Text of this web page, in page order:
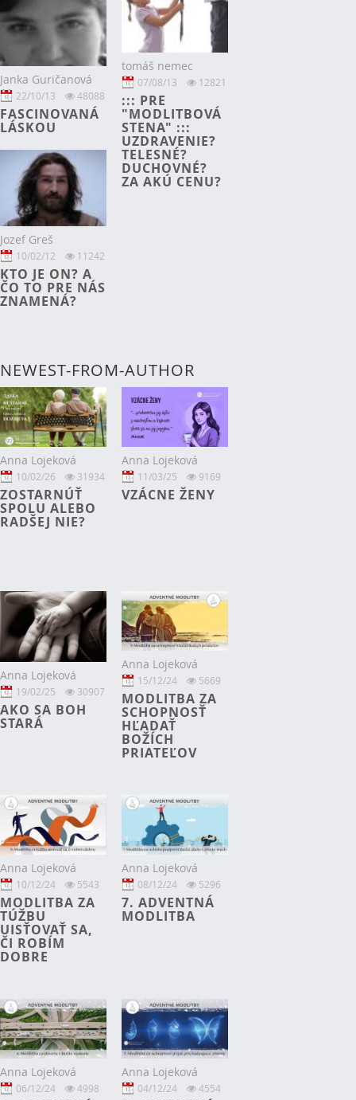
Janka Guričanová
22/10/13 48088
FASCINOVANÁ
LÁSKOU
tomáš nemec
07/08/13 12821
::: PRE
"MODLITBOVÁ
STENA" :::
UZDRAVENIE?
TELESNÉ?
DUCHOVNÉ?
ZA AKÚ CENU?
Jozef Greš
10/02/12 11242
KTO JE ON? A
ČO TO PRE NÁS
ZNAMENÁ?
NEWEST-FROM-AUTHOR
Anna Lojeková
10/02/26 31934
ZOSTARNÚŤ
SPOLU ALEBO
RADŠEJ NIE?
Anna Lojeková
11/03/25 9169
VZÁCNE ŽENY
Anna Lojeková
19/02/25 30907
AKO SA BOH
STARÁ
Anna Lojeková
15/12/24 5669
MODLITBA ZA
SCHOPNOSŤ
HĽADAŤ
BOŽÍCH
PRIATEĽOV
Anna Lojeková
10/12/24 5543
MODLITBA ZA
TÚŽBU
UISŤOVAŤ SA,
ČI ROBÍM
DOBRE
Anna Lojeková
08/12/24 5296
7. ADVENTNÁ
MODLITBA
Anna Lojeková
06/12/24 4998
Anna Lojeková
04/12/24 4554